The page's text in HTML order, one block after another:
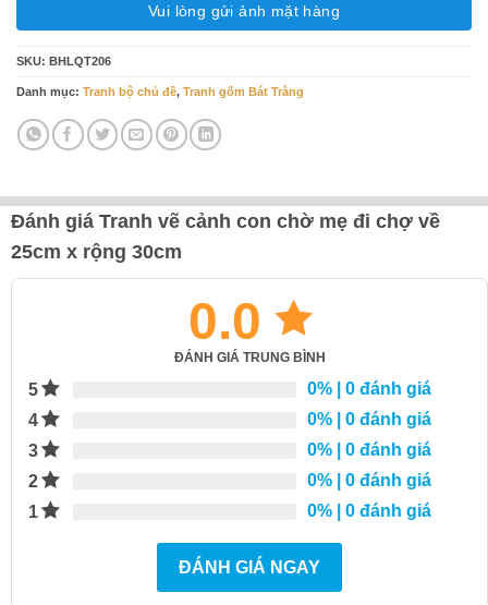
Vui lòng gửi ảnh mặt hàng
SKU: BHLQT206
Danh mục: Tranh bộ chủ đề, Tranh gốm Bát Tràng
Đánh giá Tranh vẽ cảnh con chờ mẹ đi chợ về
25cm x rộng 30cm
0.0
ĐÁNH GIÁ TRUNG BÌNH
5 0% | 0 đánh giá
4
0% | 0 đánh giá
3
0% | 0 đánh giá
2
0% | 0 đánh giá
1
0% | 0 đánh giá
ĐÁNH GIÁ NGAY